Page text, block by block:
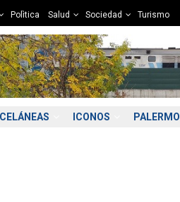
Polìtica Salud Sociedad Turismo
ICONOS PALERMO